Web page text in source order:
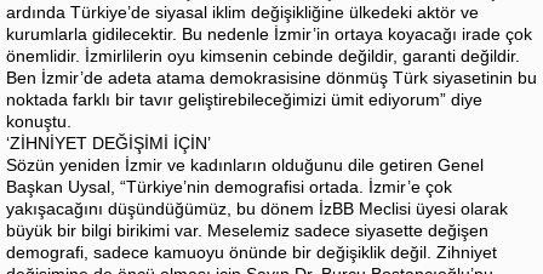
ardında Türkiye’de siyasal iklim değişikliğine ülkedeki aktör ve
kurumlarla gidilecektir. Bu nedenle İzmir’in ortaya koyacağı irade çok
önemlidir. İzmirlilerin oyu kimsenin cebinde değildir, garanti değildir.
Ben İzmir’de adeta atama demokrasisine dönmüş Türk siyasetinin bu
noktada farklı bir tavır geliştirebileceğimizi ümit ediyorum” diye
konuştu.
‘ZİHNİYET DEĞİŞİMİ İÇİN’
Sözün yeniden İzmir ve kadınların olduğunu dile getiren Genel
Başkan Uysal, “Türkiye’nin demografisi ortada. İzmir’e çok
yakışacağını düşündüğümüz, bu dönem İzBB Meclisi üyesi olarak
büyük bir bilgi birikimi var. Meselemiz sadece siyasette değişen
demografi, sadece kamuoyu önünde bir değişiklik değil. Zihniyet